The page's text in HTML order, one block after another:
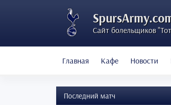
Сайт болельщиков
Главная Кафе Новости
Последний матч